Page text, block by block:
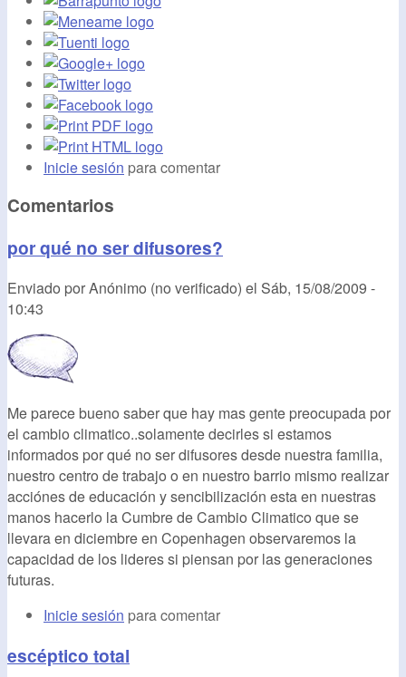
Inicie sesión para comentar
Comentarios
por qué no ser difusores?
Enviado porAnónimo (no verificado) el Sáb, 15/08/2009 -
10:43
Me parece bueno saber que hay mas gente preocupada por
el cambio climatico..solamente decirles si estamos
informados por qué no ser difusores desde nuestra familia,
nuestro centro de trabajo o en nuestro barrio mismo realizar
acciónes de educación y sencibilización esta en nuestras
manos hacerlo la Cumbre de Cambio Climatico que se
llevara en diciembre en Copenhagen observaremos la
capacidad de los lideres si piensan por las generaciones
futuras.
Inicie sesión para comentar
escéptico total